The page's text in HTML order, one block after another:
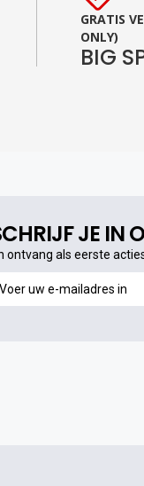
GRATIS
ONLY)
BIG
JE IN
ontvang als eerste